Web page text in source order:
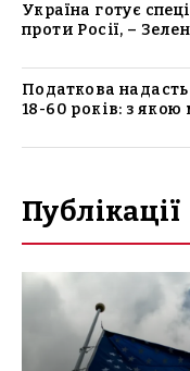
Україна готує
проти Росії, –
Податкова
18-60 років: з якою
Публікації